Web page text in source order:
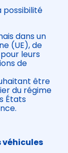
possibilité
dans un
(UE), de
leurs
de
être
du régime
États
véhicules